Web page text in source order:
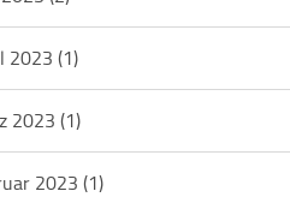
2023(1)
2023(1)
2023(1)